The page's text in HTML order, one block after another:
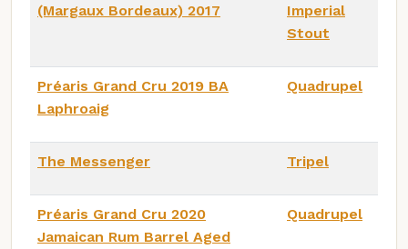
(Margaux Bordeaux) 2017
Imperial
Stout
Préaris Grand Cru 2019 BA
Laphroaig
Quadrupel
The Messenger Tripel
Préaris Grand Cru 2020
Jamaican Rum Barrel Aged
Quadrupel